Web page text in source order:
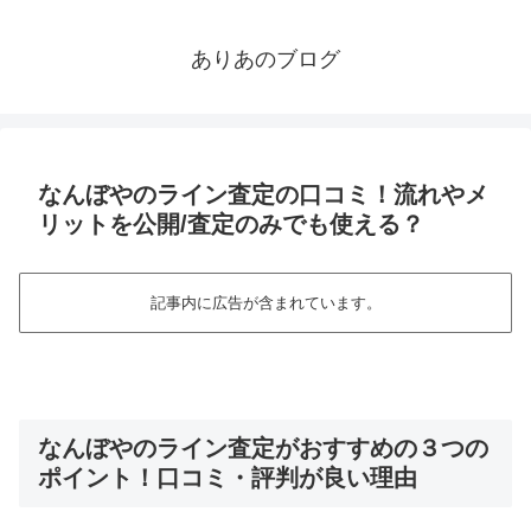
ありあのブログ
なんぼやのライン査定の口コミ！流れやメ
リットを公開/査定のみでも使える？
記事内に広告が含まれています。
なんぼやのライン査定がおすすめの３つの
ポイント！口コミ・評判が良い理由